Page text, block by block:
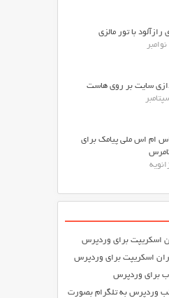
با تور مالزی
سایت بر روی هاست
ام اس ملی پیامک برای
اسکریپت برای وردپرس
اسکریپت برای وردپرس
برای وردپرس
وردپرس به تلگرام بصورت